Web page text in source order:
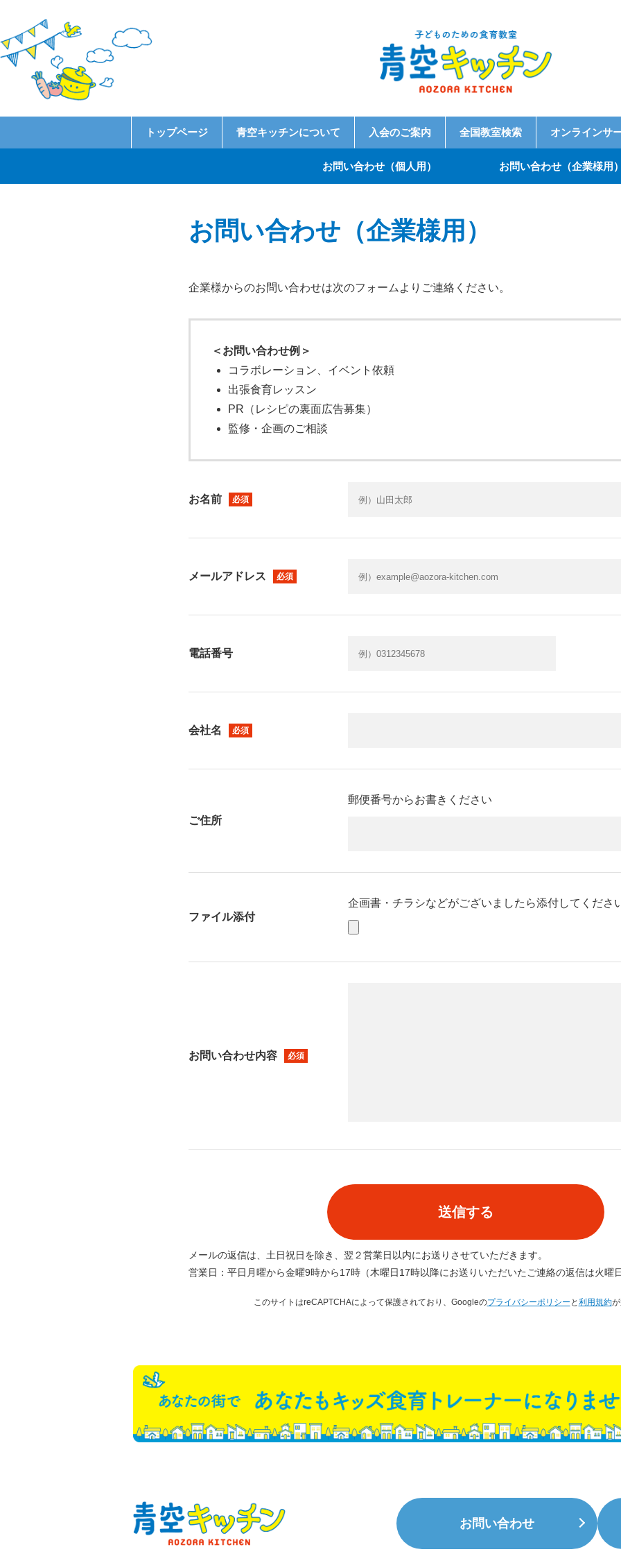
トップページ 青空キッチンについて 入会のご案内 全国教室検索 オンラインサ
お問い合わせ（個人用） お問い合わせ（企業様用
お問い合わせ（企業様用）
企業様からのお問い合わせは次のフォームよりご連絡ください。
＜お問い合わせ例＞
コラボレーション、イベント依頼
出張食育レッスン
PR（レシピの裏面広告募集）
監修・企画のご相談
お名前 必須
メールアドレス 必須
電話番号
会社名 必須
ご住所
郵便番号からお書きください
ファイル添付
企画書・チラシなどがございましたら添付してくださ
お問い合わせ内容 必須
メールの返信は、土日祝日を除き、翌２営業日以内にお送りさせていただきます。
営業日：平日月曜から金曜9時から17時（木曜日17時以降にお送りいただいたご連絡の返信は火曜
このサイトはreCAPTCHAによって保護されており、 Googleのプライバシーポリシー と 利用規約
お問い合わせ